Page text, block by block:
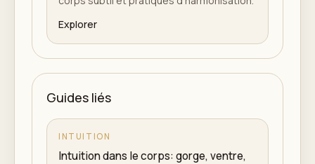
Explorer
Guides liés
INTUITION
Intuition dans le corps: gorge, ventre,